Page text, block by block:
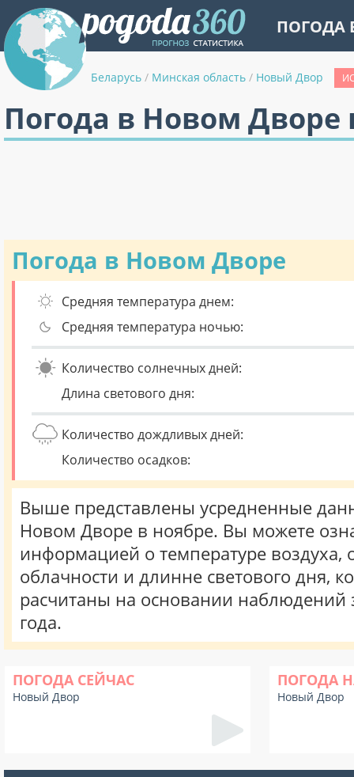
ПОГОДА
Беларусь / Минская область / Новый Двор
Погода в Новом Дворе
Погода в Новом Дворе
Средняя температура днем:
Средняя температура ночью:
Количество солнечных дней:
Длина светового дня:
Количество дождливых дней:
Количество осадков:
Выше представлены усредненные
Новом Дворе в ноябре. Вы можете
информацией о температуре воздуха,
облачности и длинне светового дня,
расчитаны на основании наблюдений
года.
ПОГОДА СЕЙЧАС
Новый Двор
ПОГОДА
Новый Двор